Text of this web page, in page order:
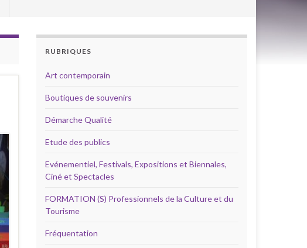
RUBRIQUES
Art contemporain
Boutiques de souvenirs
Démarche Qualité
Etude des publics
Evénementiel, Festivals, Expositions et Biennales,
Ciné et Spectacles
FORMATION (S) Professionnels de la Culture et du
Tourisme
Fréquentation